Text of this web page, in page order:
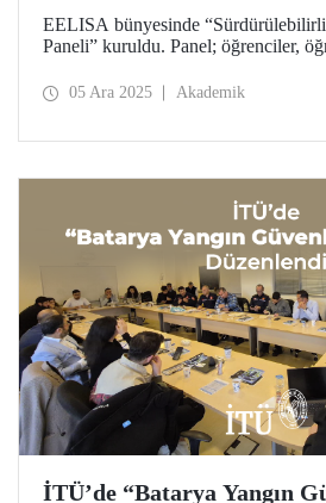
EELISA bünyesinde
Paneli” kuruldu. Panel; öğrenciler,
oluşan 12 kişilik bir ekipten oluşuyor.
05 Ara 2025 Akademik
İTÜ’de “Batarya Yangın